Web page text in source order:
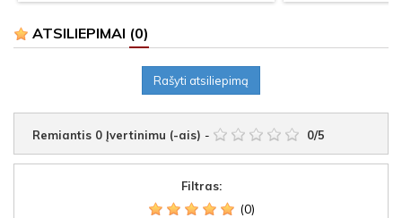
ATSILIEPIMAI (0)
Rašyti atsiliepimą
Remiantis 0 Įvertinimu (-ais) - 0/5
Filtras:
(0)